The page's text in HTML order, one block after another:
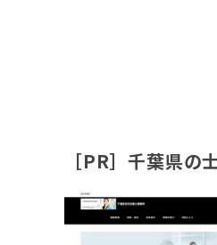
［PR］千葉県の